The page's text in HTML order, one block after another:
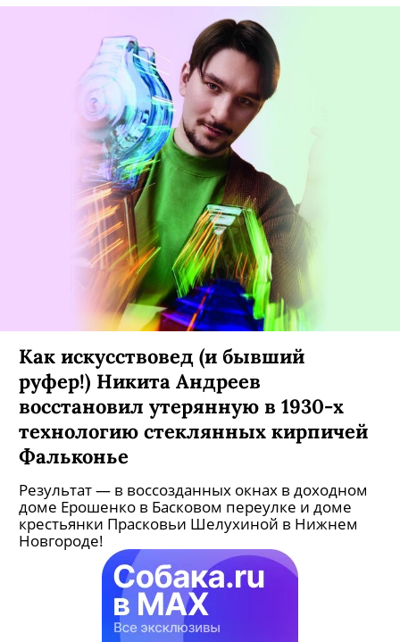
Как искусствовед (и бывший
руфер!) Никита Андреев
восстановил утерянную в 1930-х
технологию стеклянных кирпичей
Фальконье
Результат — в воссозданных окнах в доходном
доме Ерошенко в Басковом переулке и доме
крестьянки Прасковьи Шелухиной в Нижнем
Новгороде!